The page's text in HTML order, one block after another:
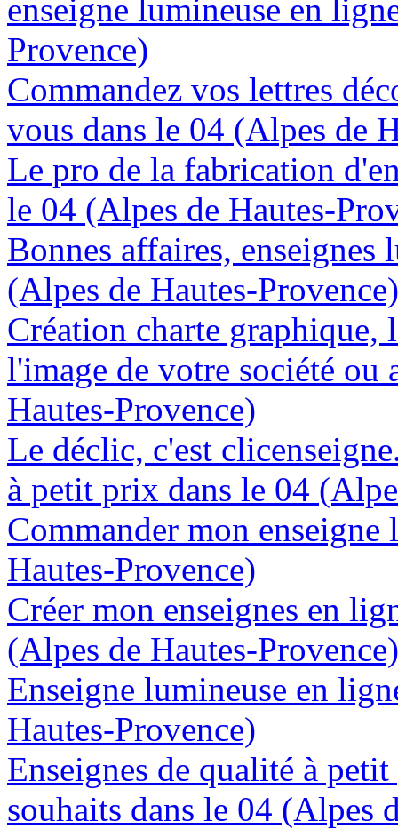
enseigne lumineuse en
Provence)
Commandez vos lettres
vous dans le 04 (Alpes de
Le pro de la fabrication
le 04 (Alpes de Hautes-
Bonnes affaires, enseignes
(Alpes de Hautes-Provence)
Création charte graphique,
l'image de votre société ou
Hautes-Provence)
Le déclic, c'est
à petit prix dans le 04
Commander mon
Hautes-Provence)
Créer mon enseignes en
(Alpes de Hautes-Provence)
Enseigne lumineuse en
Hautes-Provence)
Enseignes de qualité à
souhaits dans le 04 (Alpes